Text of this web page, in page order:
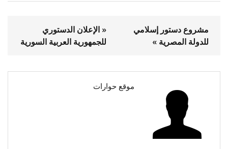
« الإعلان الدستوري
للجمهورية العربية السورية
مشروع دستور إسلامي
للدولة المصرية »
موقع حوارات